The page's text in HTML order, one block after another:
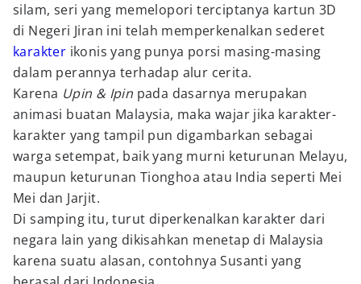
silam, seri yang memelopori terciptanya kartun 3D
di Negeri Jiran ini telah memperkenalkan sederet
karakter ikonis yang punya porsi masing-masing
dalam perannya terhadap alur cerita.
Karena Upin & Ipin pada dasarnya merupakan
animasi buatan Malaysia, maka wajar jika karakter-
karakter yang tampil pun digambarkan sebagai
warga setempat, baik yang murni keturunan Melayu,
maupun keturunan Tionghoa atau India seperti Mei
Mei dan Jarjit.
Di samping itu, turut diperkenalkan karakter dari
negara lain yang dikisahkan menetap di Malaysia
karena suatu alasan, contohnya Susanti yang